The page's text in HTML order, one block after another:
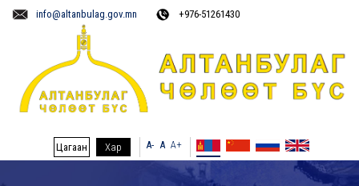
info@altanbulag.gov.mn +976-51261430
Цагаан Хар A- A A+